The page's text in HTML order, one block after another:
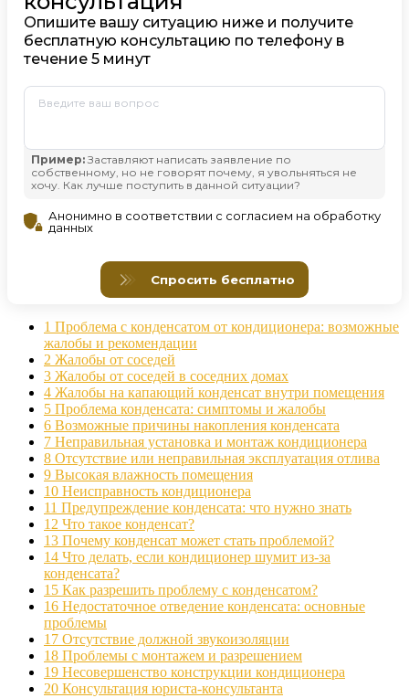
1 Проблема с конденсатом от кондиционера: возможные
жалобы и рекомендации
2 Жалобы от соседей
3 Жалобы от соседей в соседних домах
4 Жалобы на капающий конденсат внутри помещения
5 Проблема конденсата: симптомы и жалобы
6 Возможные причины накопления конденсата
7 Неправильная установка и монтаж кондиционера
8 Отсутствие или неправильная эксплуатация отлива
9 Высокая влажность помещения
10 Неисправность кондиционера
11 Предупреждение конденсата: что нужно знать
12 Что такое конденсат?
13 Почему конденсат может стать проблемой?
14 Что делать, если кондиционер шумит из-за
конденсата?
15 Как разрешить проблему с конденсатом?
16 Недостаточное отведение конденсата: основные
проблемы
17 Отсутствие должной звукоизоляции
18 Проблемы с монтажем и разрешением
19 Несовершенство конструкции кондиционера
20 Консультация юриста-консультанта